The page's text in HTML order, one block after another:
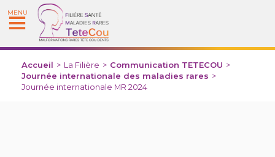
MENU
Accueil > La Filière > Communication TETECOU >
Journée internationale des maladies rares >
Journée internationale MR 2024